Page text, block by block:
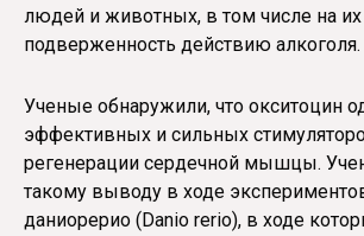
людей и животных, в том числе на
подверженность действию алкоголя.
Ученые обнаружили, что окситоцин
эффективных и сильных
регенерации сердечной мышцы.
такому выводу в ходе
даниорерио (Danio rerio), в ходе